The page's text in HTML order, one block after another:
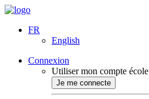
FR
English
Connexion
Utiliser mon compte école
Je me connecte